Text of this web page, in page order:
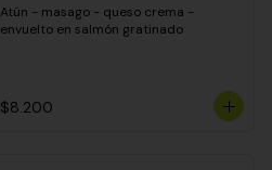
Atún - masago - queso crema -
envuelto en salmón gratinado
$8.200